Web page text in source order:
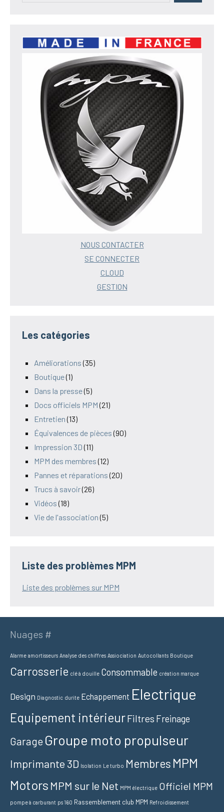
NOUS CONTACTER
SE CONNECTER
CLOUD
GESTION
Les catégories
Améliorations(35)
Boutique(1)
Dans la presse(5)
Docs officiels MPM(21)
Entretien(13)
Équivalences de pièces(90)
Impression 3D(11)
MPM des membres(12)
Pannes et réparations(20)
Trucs à savoir(26)
Vidéos(18)
Vie de l'association(5)
Liste des problèmes MPM
Liste des problèmes sur MPM
Nuages #
Alarme amortisseurs Analyse des chiffres Assiociation Autocollants Boutique
Carrosserie clé à douille Consommable création marque
Design Diagnostic durite Echappement Electrique
Equipement intérieurFiltres Freinage
Garage Groupe moto propulseur
Imprimante 3D Isolation Le turbo Membres MPM
Motors MPM sur le Net MPM électrique Officiel MPM
pompe à carburant ps 160 Rassemblement club MPM Refroidissement